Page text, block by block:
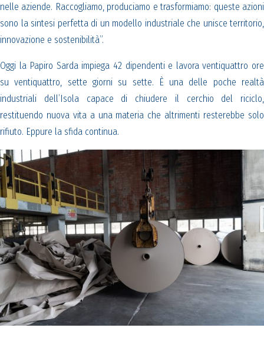
nelle aziende. Raccogliamo, produciamo e trasformiamo: queste azioni
sono la sintesi perfetta di un modello industriale che unisce territorio,
innovazione e sostenibilità”.
Oggi la Papiro Sarda impiega 42 dipendenti e lavora ventiquattro ore
su ventiquattro, sette giorni su sette. È una delle poche realtà
industriali dell’Isola capace di chiudere il cerchio del riciclo,
restituendo nuova vita a una materia che altrimenti resterebbe solo
rifiuto. Eppure la sfida continua.